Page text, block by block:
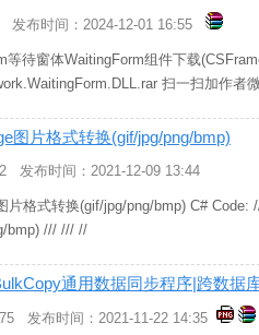
发布时间：2024-12-01 16:55
等待窗体WaitingForm组件下载
扫一扫加作者
图片格式转换(gif/jpg/png/bmp)
发布时间：2021-12-09 13:44
片格式转换(gif/jpg/png/bmp) C# Code:
bmp) /// /// //
通用数据同步程序|跨数据
发布时间：2021-11-22 14:35